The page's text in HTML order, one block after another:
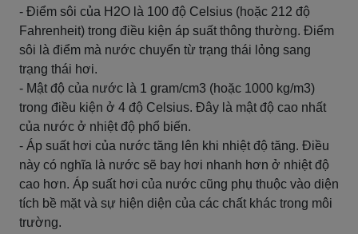
- Điểm sôi của H2O là 100 độ Celsius (hoặc 212 độ
Fahrenheit) trong điều kiện áp suất thông thường. Điểm
sôi là điểm mà nước chuyển từ trạng thái lỏng sang
trạng thái hơi.
- Mật độ của nước là 1 gram/cm3 (hoặc 1000 kg/m3)
trong điều kiện ở 4 độ Celsius. Đây là mật độ cao nhất
của nước ở nhiệt độ phổ biến.
- Áp suất hơi của nước tăng lên khi nhiệt độ tăng. Điều
này có nghĩa là nước sẽ bay hơi nhanh hơn ở nhiệt độ
cao hơn. Áp suất hơi của nước cũng phụ thuộc vào diện
tích bề mặt và sự hiện diện của các chất khác trong môi
trường.